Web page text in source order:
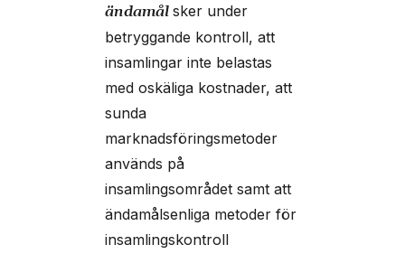
ändamålsker under
betryggande kontroll, att
insamlingar inte belastas
med oskäliga kostnader, att
sunda
marknadsföringsmetoder
används på
insamlingsområdet samt att
ändamålsenliga metoder för
insamlingskontroll